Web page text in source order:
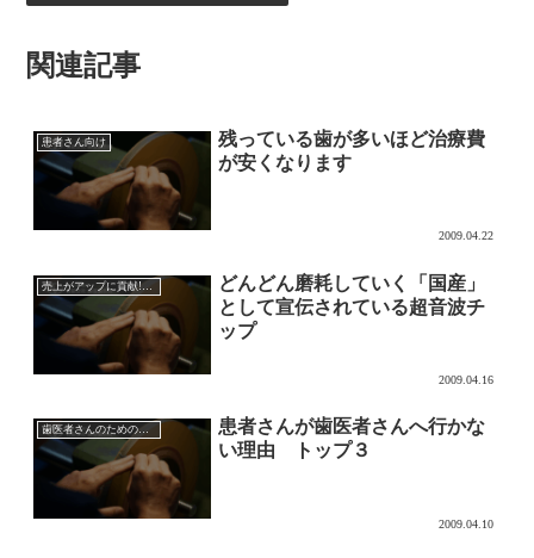
関連記事
患者さん向け
残っている歯が多いほど治療費
が安くなります
2009.04.22
どんどん磨耗していく「国産」
として宣伝されている超音波チ
ップ
2009.04.16
歯医者さんのためのマーケティング
患者さんが歯医者さんへ行かな
い理由 トップ３
2009.04.10